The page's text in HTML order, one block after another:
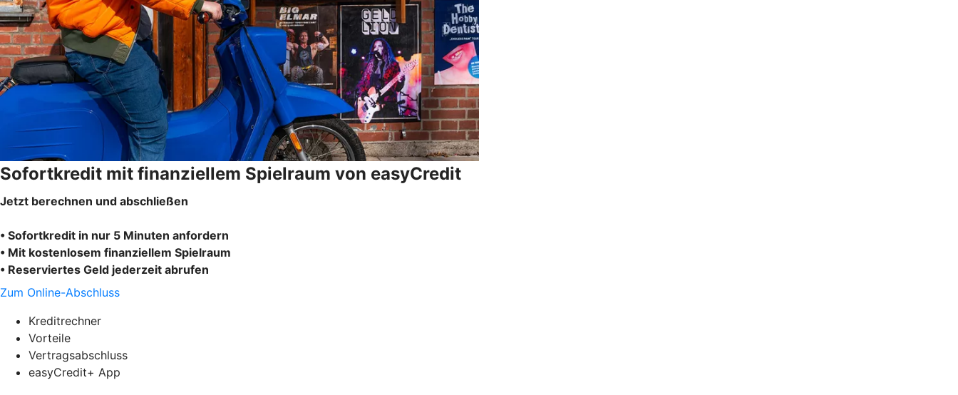
Sofortkredit mit finanziellem Spielraum von easyCredit
Jetzt berechnen und abschließen
• Sofortkredit in nur 5 Minuten anfordern
• Mit kostenlosem finanziellem Spielraum
• Reserviertes Geld jederzeit abrufen
Zum Online-Abschluss
Kreditrechner
Vorteile
Vertragsabschluss
easyCredit+ App